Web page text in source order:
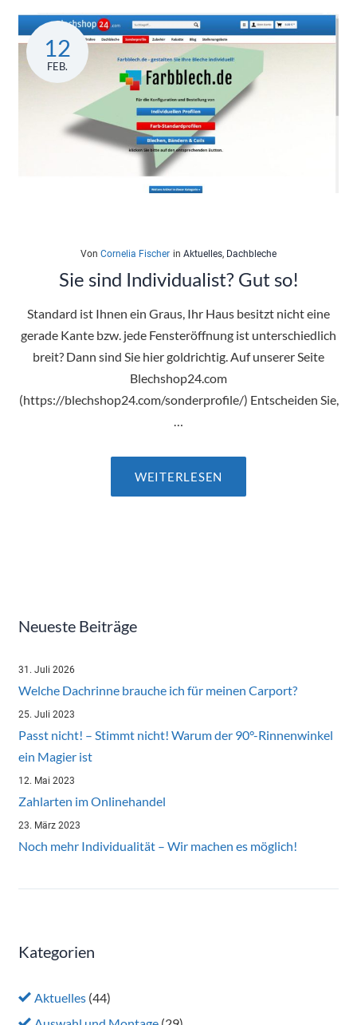
12
FEB.
Von Cornelia Fischer in Aktuelles, Dachbleche
Sie sind Individualist? Gut so!
Standard ist Ihnen ein Graus, Ihr Haus besitzt nicht eine
gerade Kante bzw. jede Fensteröffnung ist unterschiedlich
breit? Dann sind Sie hier goldrichtig. Auf unserer Seite
Blechshop24.com
(https://blechshop24.com/sonderprofile/) Entscheiden Sie,
WEITERLESEN
Neueste Beiträge
Welche Dachrinne brauche ich für meinen Carport?
31. Juli 2026
Passt nicht! – Stimmt nicht! Warum der 90°-Rinnenwinkel
ein Magier ist
25. Juli 2023
Zahlarten im Onlinehandel
12. Mai 2023
Noch mehr Individualität – Wir machen es möglich!
23. März 2023
Kategorien
Aktuelles (44)